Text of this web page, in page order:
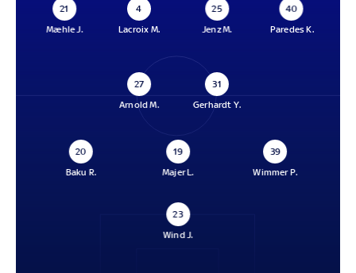
21
Mæhle J.
4
Lacroix M.
25
Jenz M.
40
Paredes K.
27
Arnold M.
31
Gerhardt Y.
20
Baku R.
19
Majer L.
39
Wimmer P.
23
Wind J.